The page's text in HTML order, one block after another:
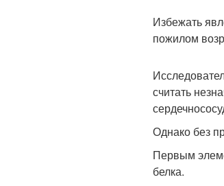
Избежать
пожилом
считать
Однако без
Первым
белка.